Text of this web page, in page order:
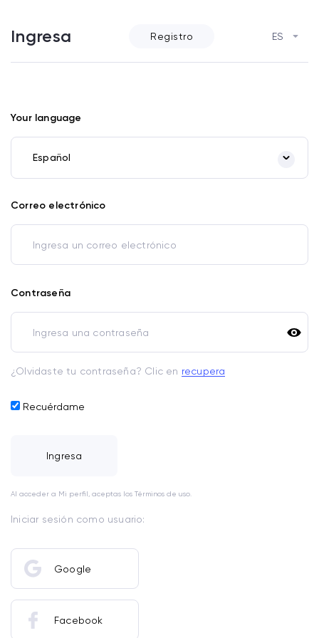
Ingresa Registro ES
Your language
Español
Correo electrónico
Contraseña
¿Olvidaste tu contraseña? Clic en recupera
Recuérdame
Ingresa
Al acceder a Mi perfil, aceptas los Términos de uso.
Iniciar sesión como usuario:
Google
Facebook